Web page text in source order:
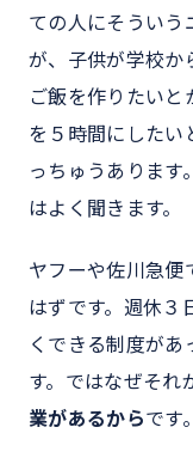
ての人にそういう
が、子供が学校か
ご飯を作りたいと
を５時間にしたい
っちゅうあります
はよく聞きます。
ヤフーや佐川急便
はずです。週休３
くできる制度が
す。ではなぜそれ
業があるからです。